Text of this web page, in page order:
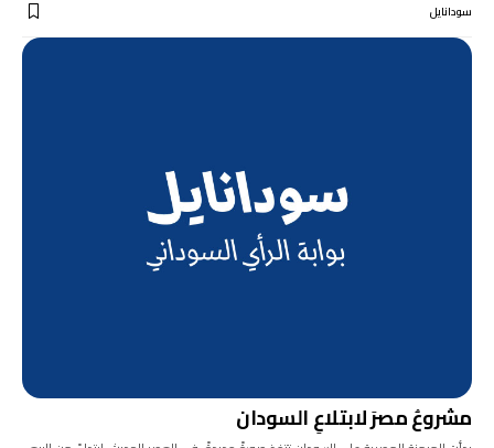
سودانايل
مشروعُ مصرَ لابتلاعِ السودان